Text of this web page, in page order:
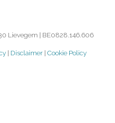
Lievegem | BE0828.146.606
| Disclaimer| Cookie Policy